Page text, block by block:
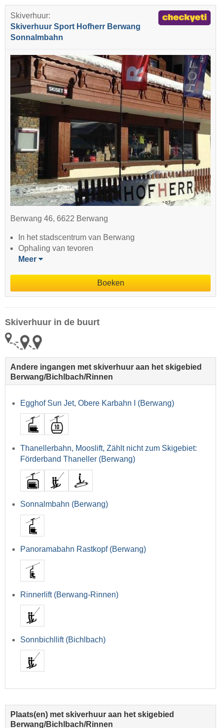
Skiverhuur:
Skiverhuur Sport Hofherr Berwang
Sonnalmbahn
Berwang 46, 6622 Berwang
In het stadscentrum van Berwang
Ophaling van tevoren
Meer
Boeken
Skiverhuur in de buurt
Andere ingangen met skiverhuur aan het skigebied
Berwang/​Bichlbach/​Rinnen
Egghof Sun Jet, Obere Karbahn I (Berwang)
Thanellerbahn, Mooslift, Zählt nicht zum Skigebiet:
Förderband Thaneller (Berwang)
Sonnalmbahn (Berwang)
Panoramabahn Rastkopf (Berwang)
Rinnerlift (Berwang-Rinnen)
Sonnbichllift (Bichlbach)
Plaats(en) met skiverhuur aan het skigebied
Berwang/Bichlbach/Rinnen